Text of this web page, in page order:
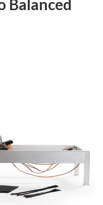
Balanced